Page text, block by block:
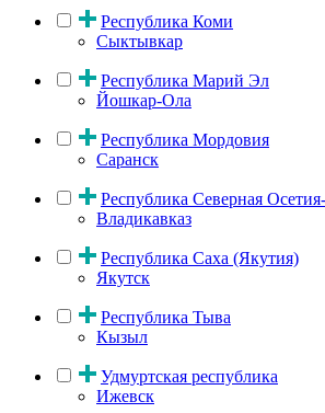
Республика Коми
Сыктывкар
Республика Марий Эл
Йошкар-Ола
Республика Мордовия
Саранск
Республика Северная
Владикавказ
Республика Саха (Якутия)
Якутск
Республика Тыва
Кызыл
Удмуртская республика
Ижевск